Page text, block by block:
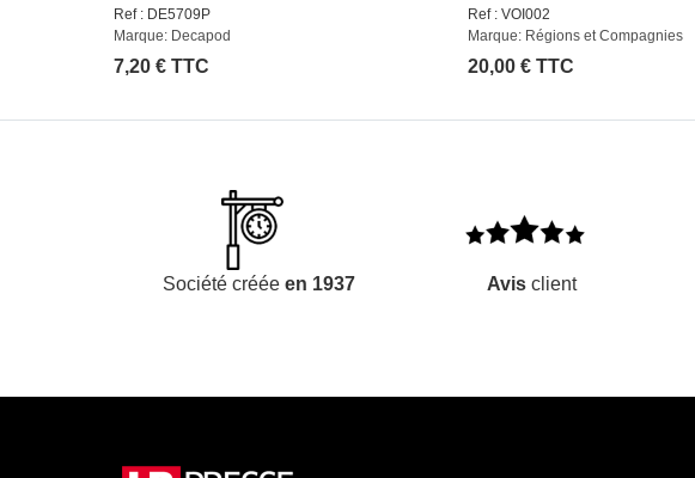
Ref : DE5709P
Marque: Decapod
7,20 € TTC
Ref : VOI002
Marque: Régions et Compagnies
20,00 € TTC
Société créée en 1937 Avisclient